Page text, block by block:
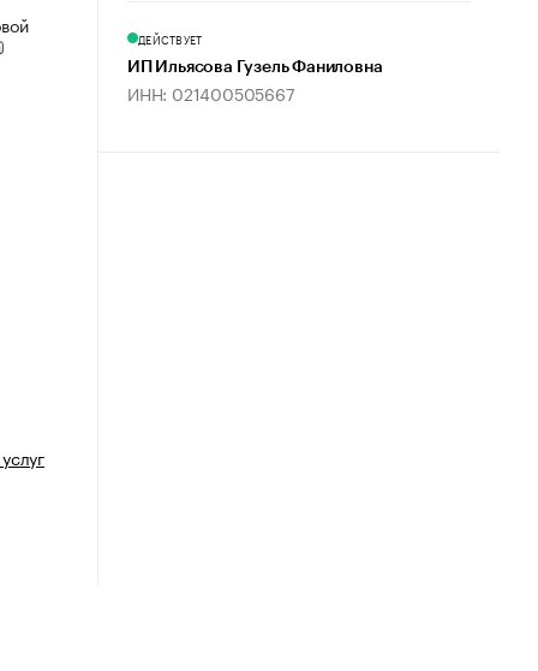
ДЕЙСТВУЕТ
ИП Ильясова Гузель Фаниловна
ИНН: 021400505667